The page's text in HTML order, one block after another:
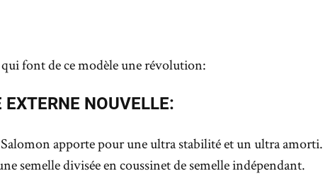
font de ce modèle une révolution:
EXTERNE NOUVELLE:
Salomon apporte pour une ultra stabilité et un ultra amorti.
semelle divisée en coussinet de semelle indépendant.